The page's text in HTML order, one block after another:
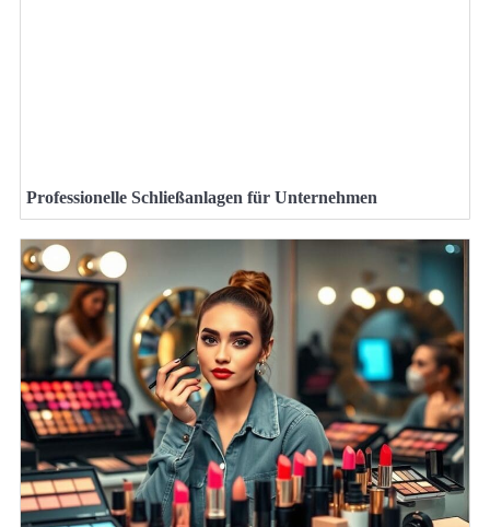
Professionelle Schließanlagen für Unternehmen